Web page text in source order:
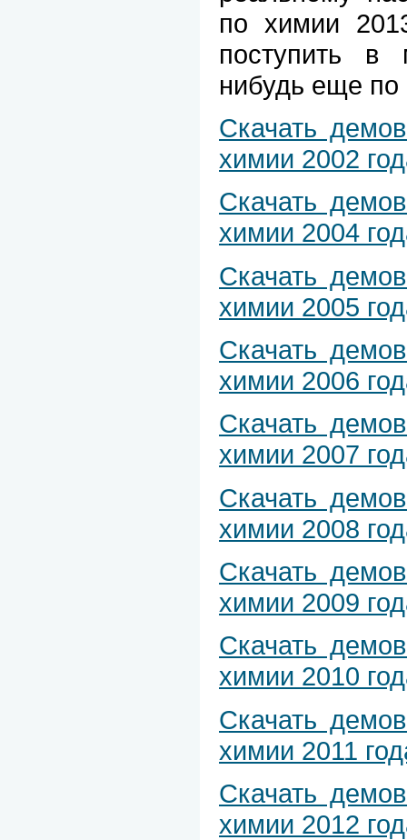
по химии
поступить в
нибудь еще по
Скачать
химии 2002
Скачать
химии 2004
Скачать
химии 2005
Скачать
химии 2006
Скачать
химии 2007
Скачать
химии 2008
Скачать
химии 2009
Скачать
химии 2010
Скачать
химии 2011
Скачать
химии 2012